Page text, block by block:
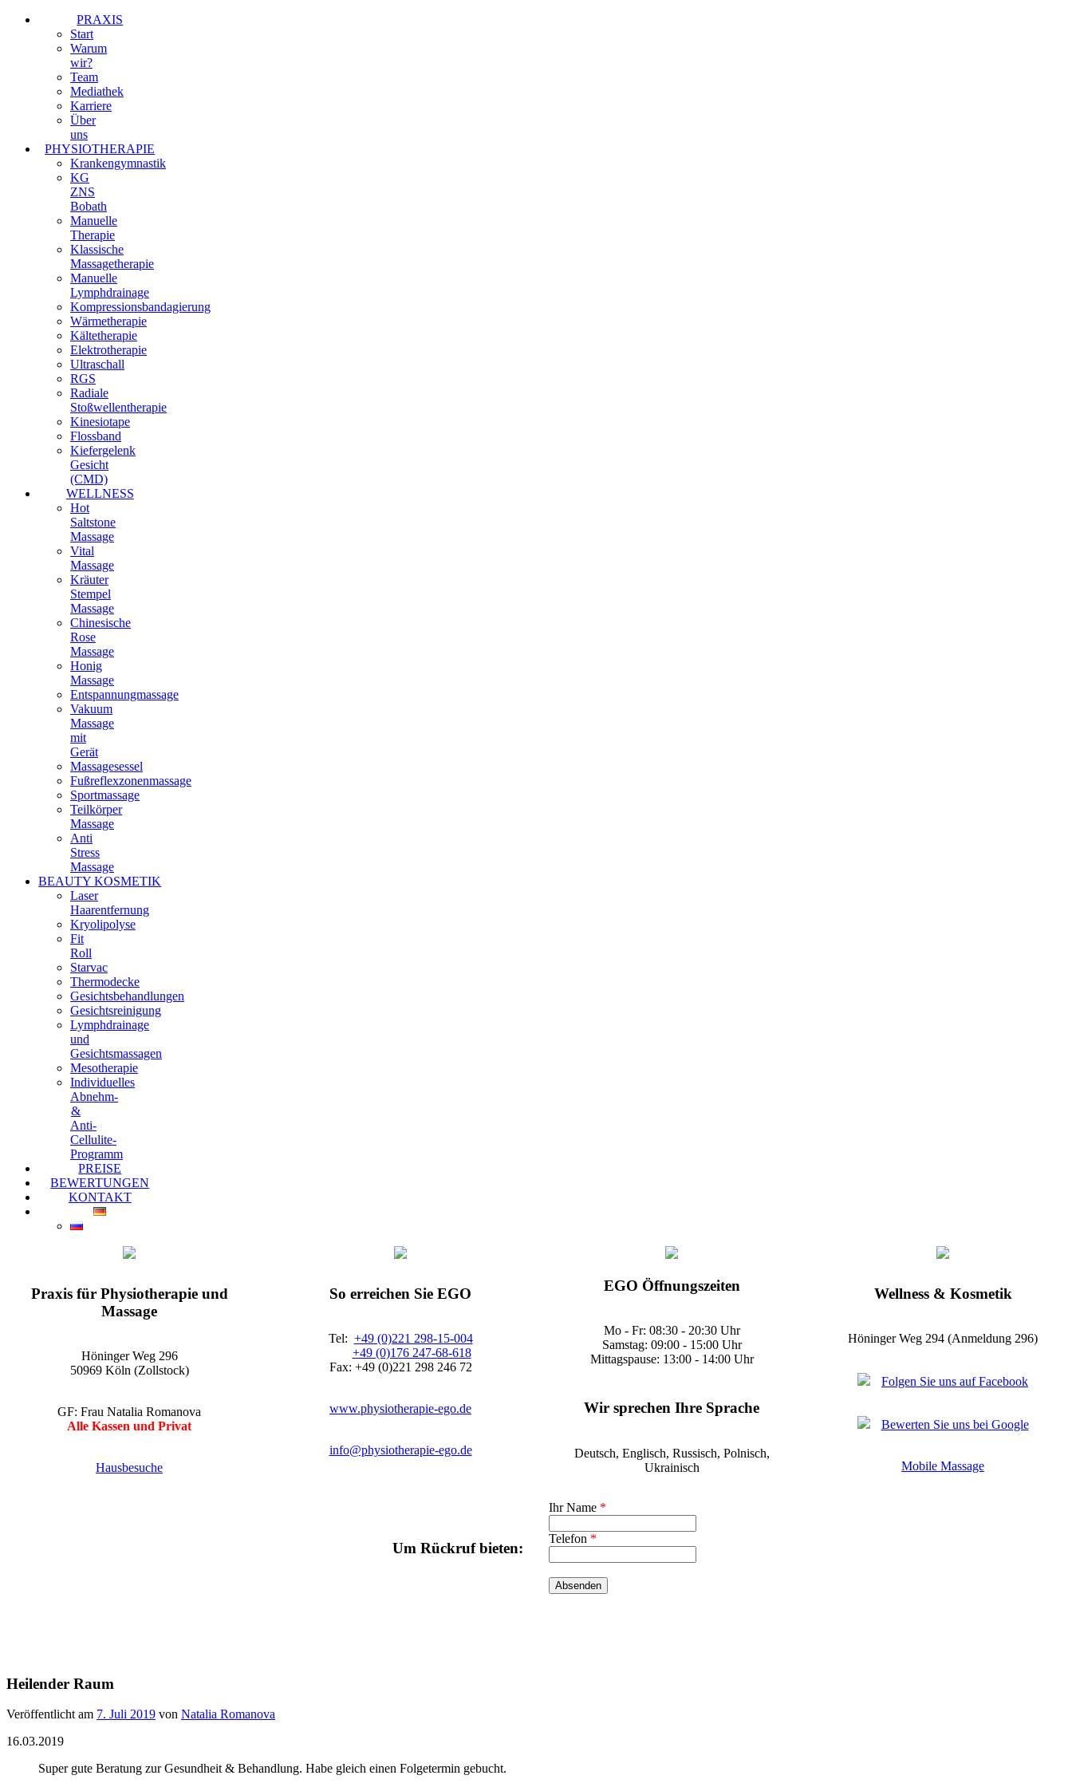
PRAXIS
Start
Warum
wir?
Team
Mediathek
Karriere
Über
uns
PHYSIOTHERAPIE
Krankengymnastik
KG
ZNS
Bobath
Manuelle
Therapie
Klassische
Massagetherapie
Manuelle
Lymphdrainage
Kompressionsbandagierung
Wärmetherapie
Kältetherapie
Elektrotherapie
Ultraschall
RGS
Radiale
Stoßwellentherapie
Kinesiotape
Flossband
Kiefergelenk
Gesicht
(CMD)
WELLNESS
Hot
Saltstone
Massage
Vital
Massage
Kräuter
Stempel
Massage
Chinesische
Rose
Massage
Honig
Massage
Entspannungmassage
Vakuum
Massage
mit
Gerät
Massagesessel
Fußreflexzonenmassage
Sportmassage
Teilkörper
Massage
Anti
Stress
Massage
BEAUTY KOSMETIK
Laser
Haarentfernung
Kryolipolyse
Fit
Roll
Starvac
Thermodecke
Gesichtsbehandlungen
Gesichtsreinigung
Lymphdrainage
und
Gesichtsmassagen
Mesotherapie
Individuelles
Abnehm-
&
Anti-
Cellulite-
Programm
PREISE
BEWERTUNGEN
KONTAKT
Praxis für Physiotherapie und
Massage
Höninger Weg 296
50969 Köln (Zollstock)
GF: Frau Natalia Romanova
Alle Kassen und Privat
Hausbesuche
So erreichen Sie EGO
Tel: +49 (0)221 298-15-004
+49 (0)176 247-68-618
Fax: +49 (0)221 298 246 72
www.physiotherapie-ego.de
info@physiotherapie-ego.de
EGO Öffnungszeiten
Mo - Fr: 08:30 - 20:30 Uhr
Samstag: 09:00 - 15:00 Uhr
Mittagspause: 13:00 - 14:00 Uhr
Wir sprechen Ihre Sprache
Deutsch, Englisch, Russisch, Polnisch,
Ukrainisch
Wellness & Kosmetik
Höninger Weg 294 (Anmeldung 296)
Folgen Sie uns auf Facebook
Bewerten Sie uns bei Google
Mobile Massage
Um Rückruf bieten:
Ihr Name *
Telefon *
Heilender Raum
Veröffentlicht am 7. Juli 2019 von Natalia Romanova
16.03.2019
Super gute Beratung zur Gesundheit & Behandlung. Habe gleich einen Folgetermin gebucht.